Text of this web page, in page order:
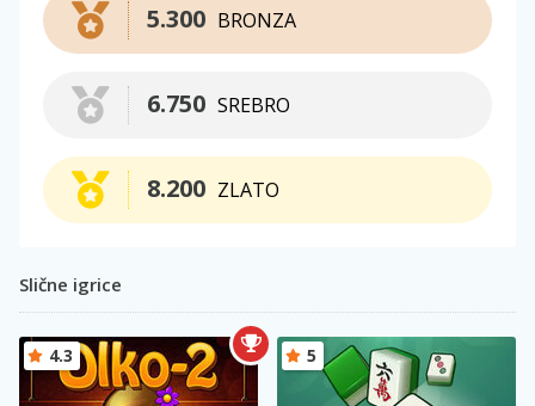
BRONZA
5.300
SREBRO
6.750
ZLATO
8.200
Slične igrice
4.3 5